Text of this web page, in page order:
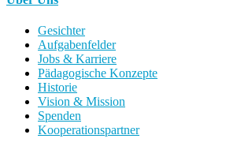
Gesichter
Aufgabenfelder
Jobs & Karriere
Pädagogische Konzepte
Historie
Vision & Mission
Spenden
Kooperationspartner